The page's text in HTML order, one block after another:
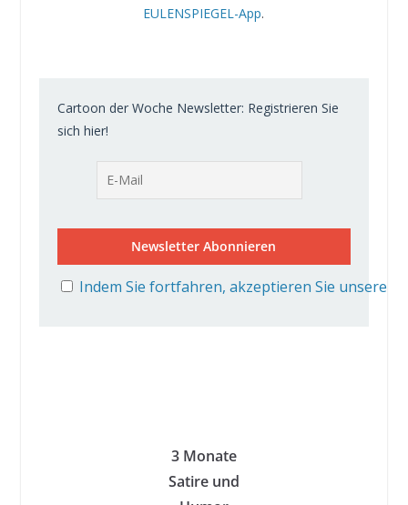
EULENSPIEGEL-App.
Cartoon der Woche Newsletter: Registrieren Sie
sich hier!
Indem Sie fortfahren, akzeptieren Sie unsere
3 Monate
Satire und